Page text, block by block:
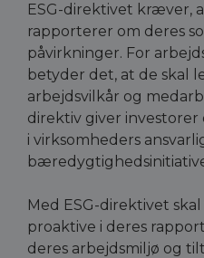
ESG-direktivet kræver,
rapporterer om deres
påvirkninger. For
betyder det, at de skal
arbejdsvilkår og
direktiv giver
i virksomheders
Med ESG-direktivet
proaktive i deres
deres arbejdsmiljø og